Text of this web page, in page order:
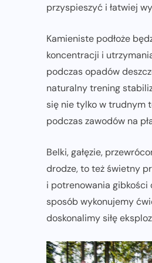
przyspieszyć i łatwiej
Kamieniste podłoże
koncentracji i
podczas opadów
naturalny trening
się nie tylko w trudnym
podczas zawodów na
Belki, gałęzie,
drodze, to też świetny
i potrenowania gibkości
sposób wykonujemy
doskonalimy siłę